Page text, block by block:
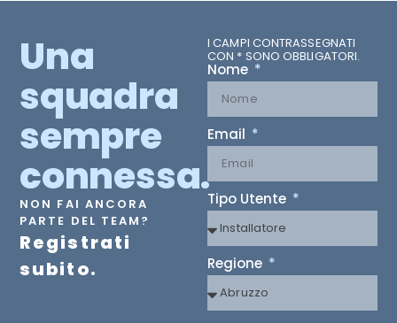
Una
squadra
sempre
connessa.
NON FAI ANCORA
PARTE DEL TEAM?
Registrati
subito.
I CAMPI CONTRASSEGNATI
CON * SONO OBBLIGATORI.
Nome
Email
Tipo Utente
Regione